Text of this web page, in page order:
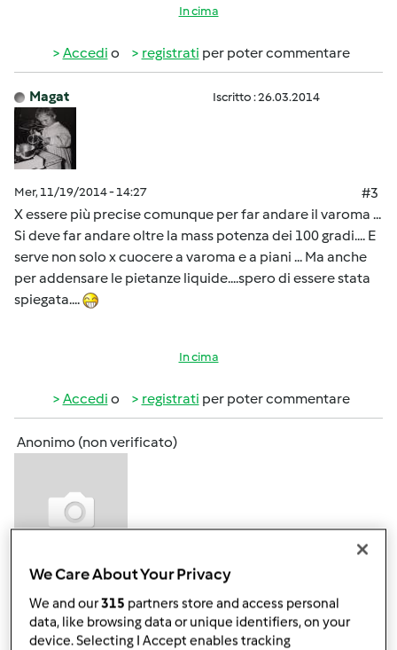
In cima
Accedi o registrati per poter commentare
Magat Iscritto : 26.03.2014
Mer, 11/19/2014 - 14:27
#3
X essere più precise comunque per far andare il varoma ...
Si deve far andare oltre la mass potenza dei 100 gradi.... E
serve non solo x cuocere a varoma e a piani ... Ma anche
per addensare le pietanze liquide....spero di essere stata
spiegata....
In cima
Accedi o registrati per poter commentare
Anonimo (non verificato)
yes, spiegatissima
We Care About Your Privacy
We and our315 partners store and access personal
data, like browsing data or unique identifiers, on your
device. Selecting I Accept enables tracking